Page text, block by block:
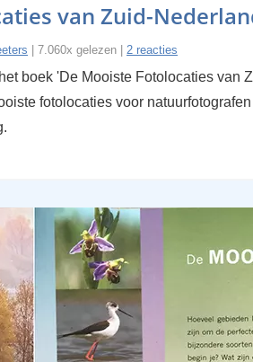
van Zuid-
| 7.060x gelezen | 2 reacties
boek 'De Mooiste Fotolocaties van
fotolocaties voor